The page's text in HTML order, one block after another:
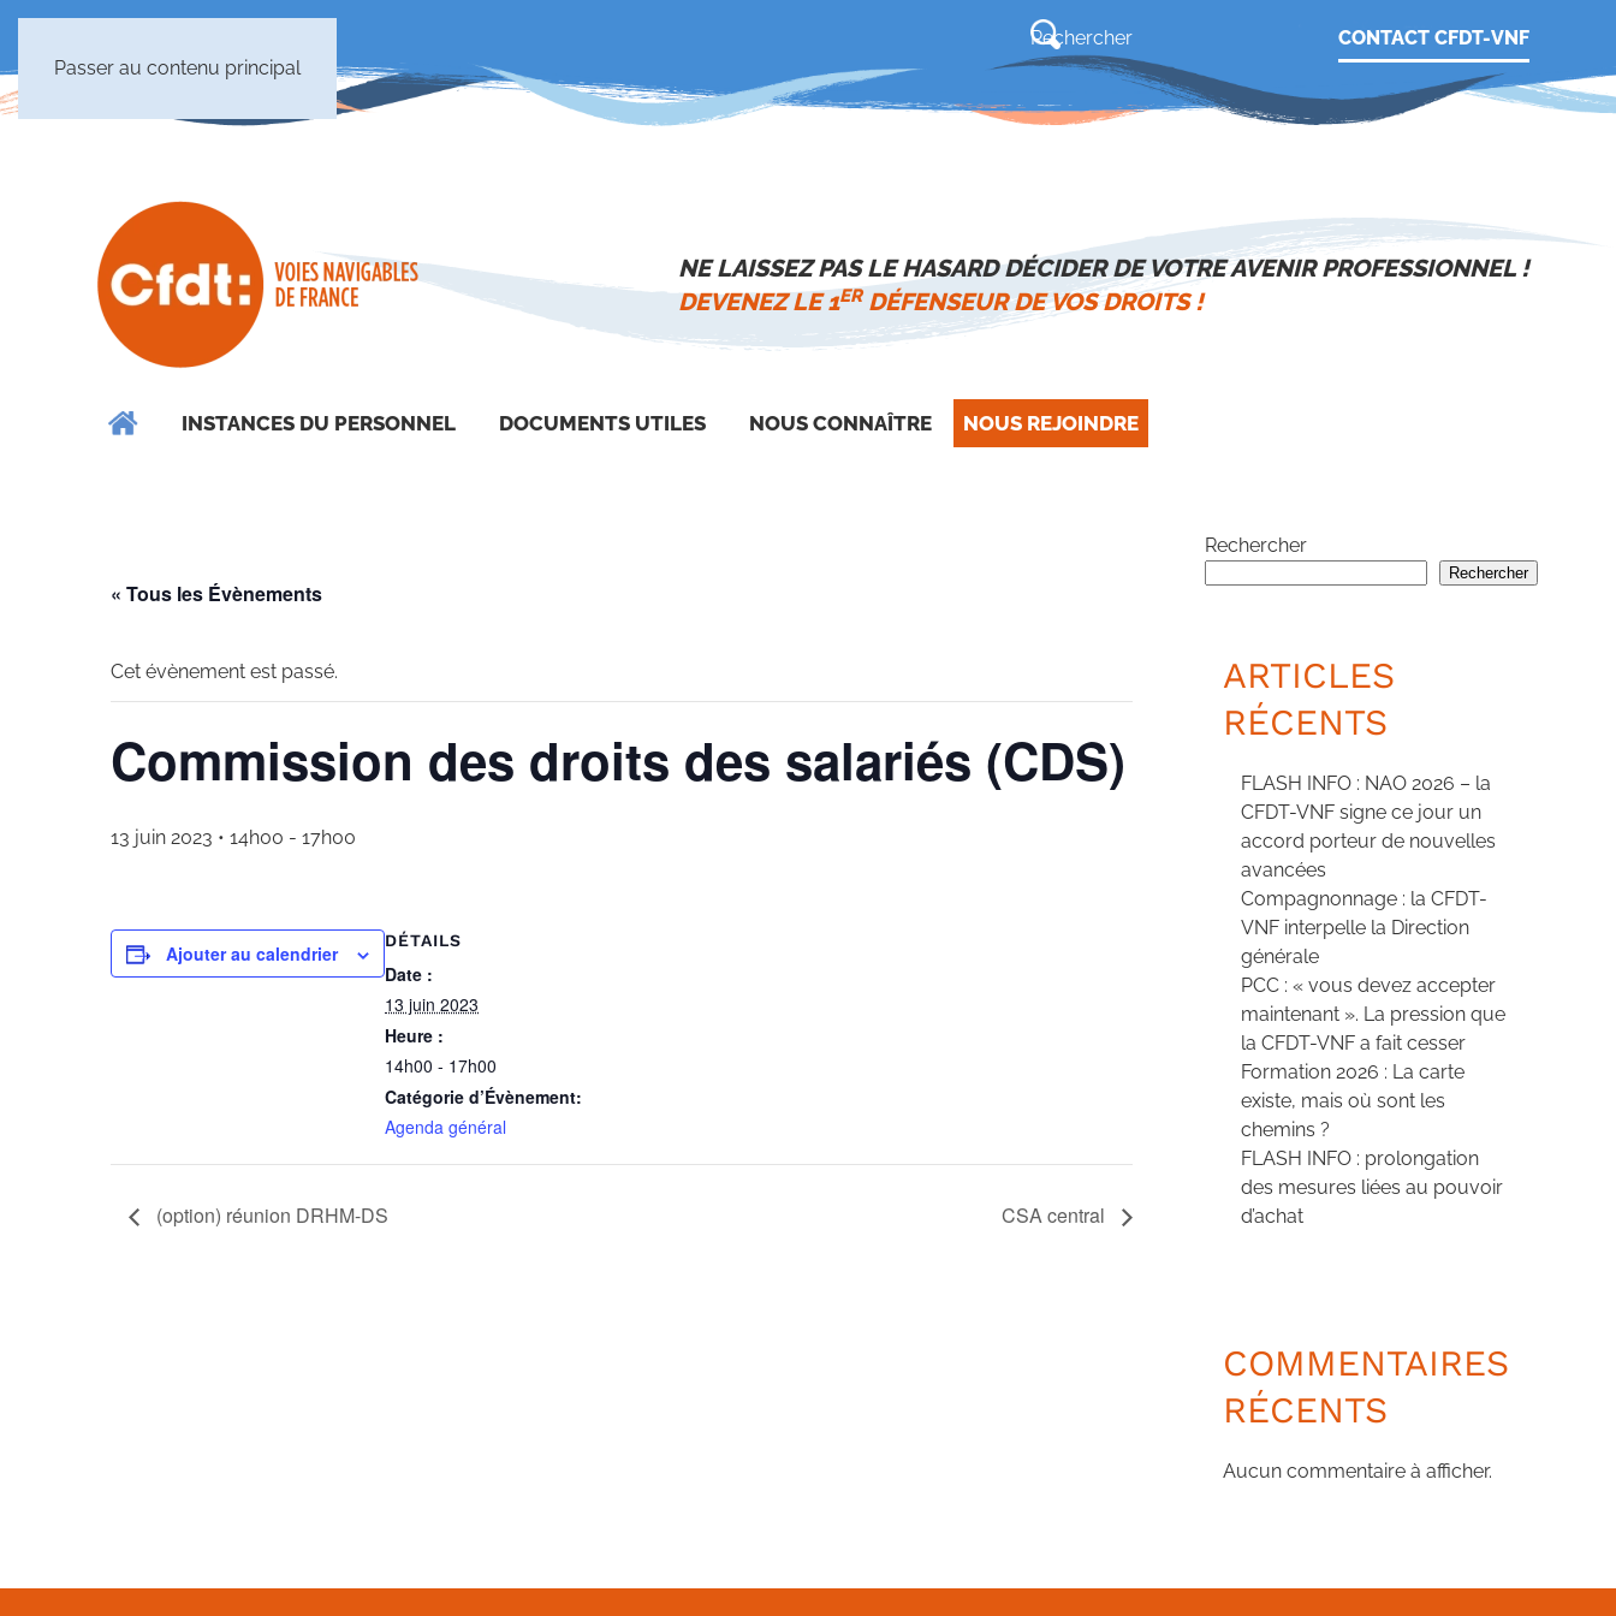
Passer au contenu principal
CONTACT CFDT-VNF
NE LAISSEZ PAS LE HASARD DÉCIDER DE VOTRE AVENIR PROFESSIONNEL !
DEVENEZ LE 1ERDÉFENSEUR DE VOS DROITS !
INSTANCES DU PERSONNEL DOCUMENTS UTILES NOUS CONNAÎTRE NOUS REJOINDRE
« Tous les Évènements
Cet évènement est passé.
Commission des droits des salariés (CDS)
13 juin 2023 • 14h00 - 17h00
Ajouter au calendrier
DÉTAILS
Date :
13 juin 2023
Heure :
14h00 - 17h00
Catégorie d’Évènement:
Agenda général
(option) réunion DRHM-DS CSA central
Rechercher
Rechercher
ARTICLES
RÉCENTS
FLASH INFO : NAO 2026 – la
CFDT-VNF signe ce jour un
accord porteur de nouvelles
avancées
Compagnonnage : la CFDT-
VNF interpelle la Direction
générale
PCC : « vous devez accepter
maintenant ». La pression que
la CFDT-VNF a fait cesser
Formation 2026 : La carte
existe, mais où sont les
chemins ?
FLASH INFO : prolongation
des mesures liées au pouvoir
d’achat
COMMENTAIRES
RÉCENTS
Aucun commentaire à afficher.